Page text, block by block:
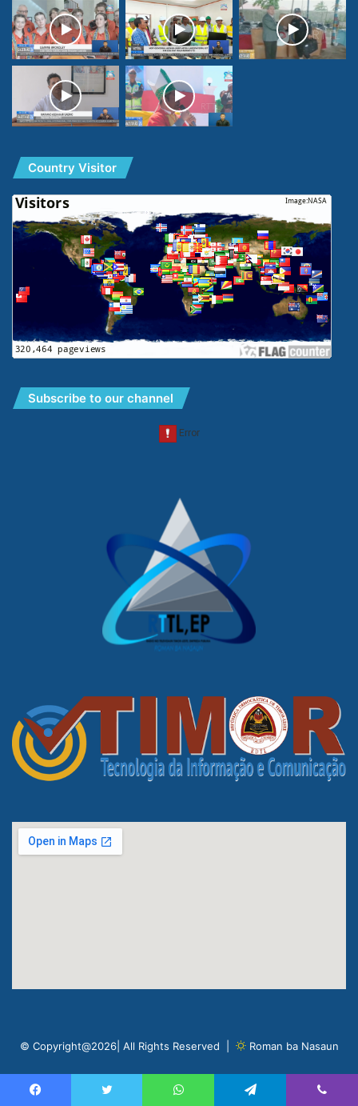
Country Visitor
Subscribe to our channel
© Copyright@2026| All Rights Reserved | Roman ba Nasaun